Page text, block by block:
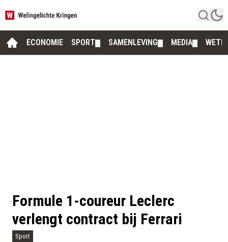
ECONOMIE SPORT SAMENLEVING MEDIA
Formule 1-coureur Leclerc
verlengt contract bij Ferrari
Sport